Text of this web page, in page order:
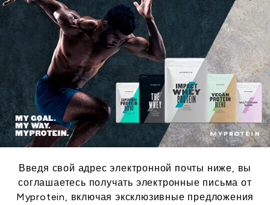
Введя свой адрес электронной почты ниже, вы
соглашаетесь получать электронные письма от
Myprotein, включая эксклюзивные предложения